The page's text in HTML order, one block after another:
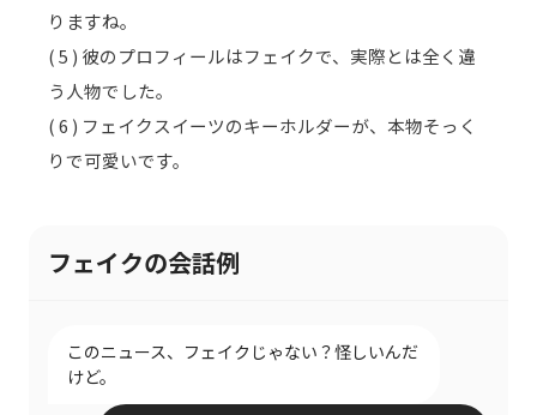
りますね。
( 5 ) 彼のプロフィールはフェイクで、実際とは全く違
う人物でした。
( 6 ) フェイクスイーツのキーホルダーが、本物そっく
りで可愛いです。
フェイクの会話例
このニュース、フェイクじゃない？怪しいんだ
けど。